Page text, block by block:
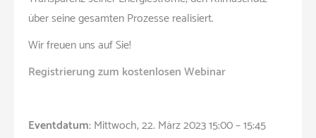
über seine gesamten Prozesse realisiert.
Wir freuen uns auf Sie!
Registrierung zum kostenlosen Webinar
Eventdatum:Mittwoch, 22. März 2023 15:00 – 15:45